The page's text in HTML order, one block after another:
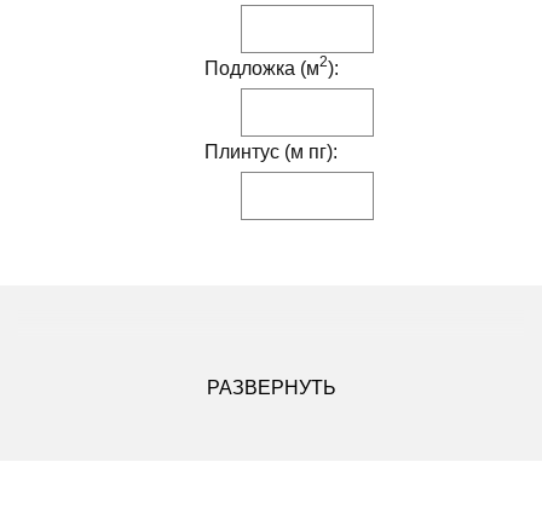
Подложка (м2):
Плинтус (м пг):
РАЗВЕРНУТЬ